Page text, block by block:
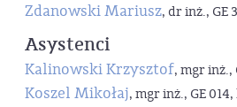
Zdanowski Mariusz, dr inż., GE
Asystenci
Kalinowski Krzysztof, mgr inż.,
Koszel Mikołaj, mgr inż., GE